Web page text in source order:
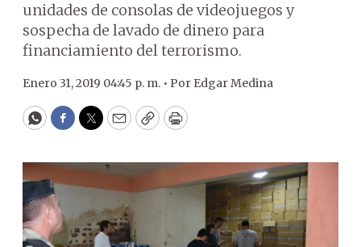
unidades de consolas de videojuegos y
sospecha de lavado de dinero para
financiamiento del terrorismo.
Enero 31, 2019 04:45 p. m. • Por Edgar Medina
WhatsApp
Facebook
Twitter
EmailCopyPrint